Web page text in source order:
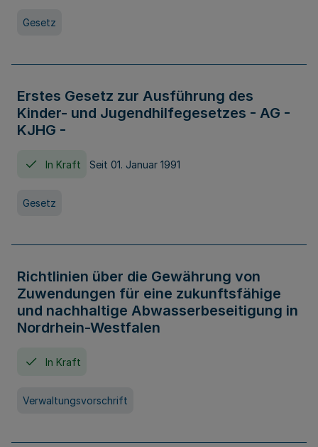
Gesetz
Erstes Gesetz zur Ausführung des
Kinder- und Jugendhilfegesetzes - AG -
KJHG -
In Kraft Seit 01. Januar 1991
Gesetz
Richtlinien über die Gewährung von
Zuwendungen für eine zukunftsfähige
und nachhaltige Abwasserbeseitigung in
Nordrhein-Westfalen
In Kraft
Verwaltungsvorschrift